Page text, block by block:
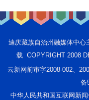
迪庆藏族自治州融媒体中
载 COPYRIGHT 2008
云新网前审字2008-002、
备
中华人民共和国互联网新